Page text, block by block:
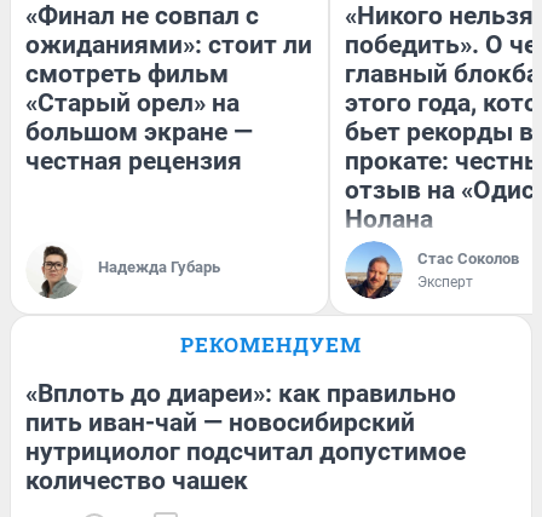
«Финал не совпал с
ожиданиями»: стоит ли
смотреть фильм
«Старый орел» на
большом экране —
честная рецензия
Надежда Губарь
«Никого нельзя
победить». О
главный
этого года,
бьет рекорды в
прокате:
отзыв на
Нолана
Стас Соколов
Эксперт
РЕКОМЕНДУЕМ
«Вплоть до диареи»: как правильно
пить иван-чай — новосибирский
нутрициолог подсчитал допустимое
количество чашек